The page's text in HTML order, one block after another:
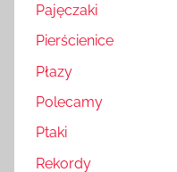
Pajęczaki
Pierścienice
Płazy
Polecamy
Ptaki
Rekordy